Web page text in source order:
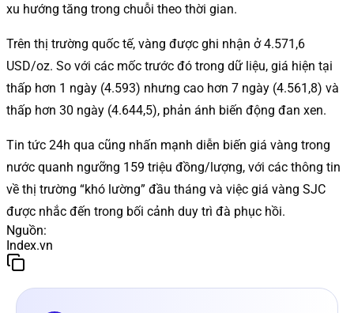
xu hướng tăng trong chuỗi theo thời gian.
Trên thị trường quốc tế, vàng được ghi nhận ở 4.571,6
USD/oz. So với các mốc trước đó trong dữ liệu, giá hiện tại
thấp hơn 1 ngày (4.593) nhưng cao hơn 7 ngày (4.561,8) và
thấp hơn 30 ngày (4.644,5), phản ánh biến động đan xen.
Tin tức 24h qua cũng nhấn mạnh diễn biến giá vàng trong
nước quanh ngưỡng 159 triệu đồng/lượng, với các thông tin
về thị trường “khó lường” đầu tháng và việc giá vàng SJC
được nhắc đến trong bối cảnh duy trì đà phục hồi.
Nguồn:
Index.vn